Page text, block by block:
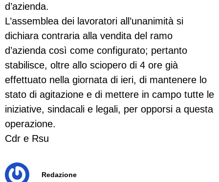
d’azienda.
L’assemblea dei lavoratori all’unanimità si
dichiara contraria alla vendita del ramo
d’azienda così come configurato; pertanto
stabilisce, oltre allo sciopero di 4 ore già
effettuato nella giornata di ieri, di mantenere lo
stato di agitazione e di mettere in campo tutte le
iniziative, sindacali e legali, per opporsi a questa
operazione.
Cdr e Rsu
Redazione